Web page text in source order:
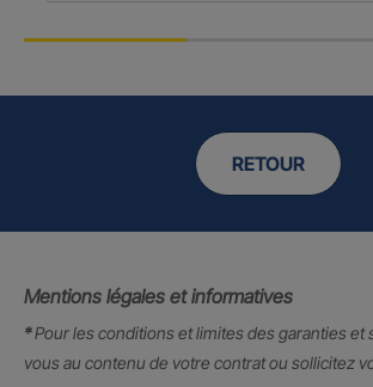
RETOUR
Mentions légales et informatives
*Pour les conditions et limites des garanties et
vous au contenu de votre contrat ou sollicitez